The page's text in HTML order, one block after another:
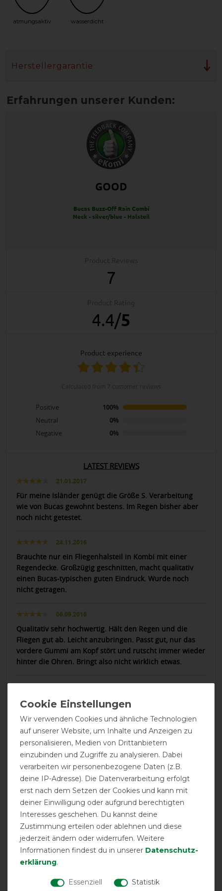
atmungsaktiv wasserdicht
Herstellergarantie
GOOD
Bucas Buzz-Off Rain Combi
Neck - silver/blue - Halsteil
7
4.4/5
product experience
Positive
100%
Neutral
0%
Negative
0%
LATEST REVIEWS
21.01.2017
Für meine Isländer genügt die Größe S. Verarbeitung
wie von Bucas gewohnt bestens. Im Regen bisher aber
noch nicht getestet.
24.11.2016
Brauchte nur ein Fliegenhalsteil in Kombi mit einer
Regendecke. Großzügig geschnitten, macht qualitativ
einen Bucas-typischen guten Eindruck. Wurde noch
nicht getragen.
06.09.2016
Qualitativ sehr hochwertig. Hält den Regen und die
Fliegen gut ab. Leicht anzubringen. Passt gut, nur das
vordere Gummi am Kopf stört und rutscht immer wieder
hinter die Ohren. Bringt also nicht wirklich etwas.
Als Ergänzung zu der bereits vorhandenen Decke, die
wirklich sehr gut ist. Das Halsteul lässt sich sehr schnell
und einfach befestigen. Alles in bewährter Qualität. Es
gibt jedoch einen Punkt Abzug, weil der untere Teil offen
ist und sich nicht unter dem Hals an der Decke
befestigen lässt. Es lappt jedoch über.
29.06.2016
Die Passform ist sehr gut , verwende es für die
Sommertage an denen man immer wieder mit Regen
rechnen muss es zwischendurch für Regendecke aber
zu warm ist . Habe bereits seit zwei Jahren die Decke
dazu , die sich bisher als stabil erweist .
15.06.2016
Fällt sehr groß aus. Habe für 130cm großes Pony in xxs
umgetauscht. Maßtabelle hat hier nicht gestimmt.
Wir verwenden Cookies und ähnliche Technologien
auf unserer Website, um Inhalte und Anzeigen zu
personalisieren, Medien von Drittanbietern
einzubinden und Zugriffe zu analysieren. Dabei
verarbeiten wir personenbezogene Daten (z.B.
deine IP-Adresse). Die Datenverarbeitung erfolgt
erst nach dem Setzen der Cookies und kann mit
deiner Einwilligung oder aufgrund berechtigten
Interesses geschehen. Du kannst deine
Zustimmung erteilen oder ablehnen und diese
jederzeit ändern oder widerrufen. Weitere
Informationen findest du in unserer Daten­schutz­
erklärung.
Essenziell
Statistik